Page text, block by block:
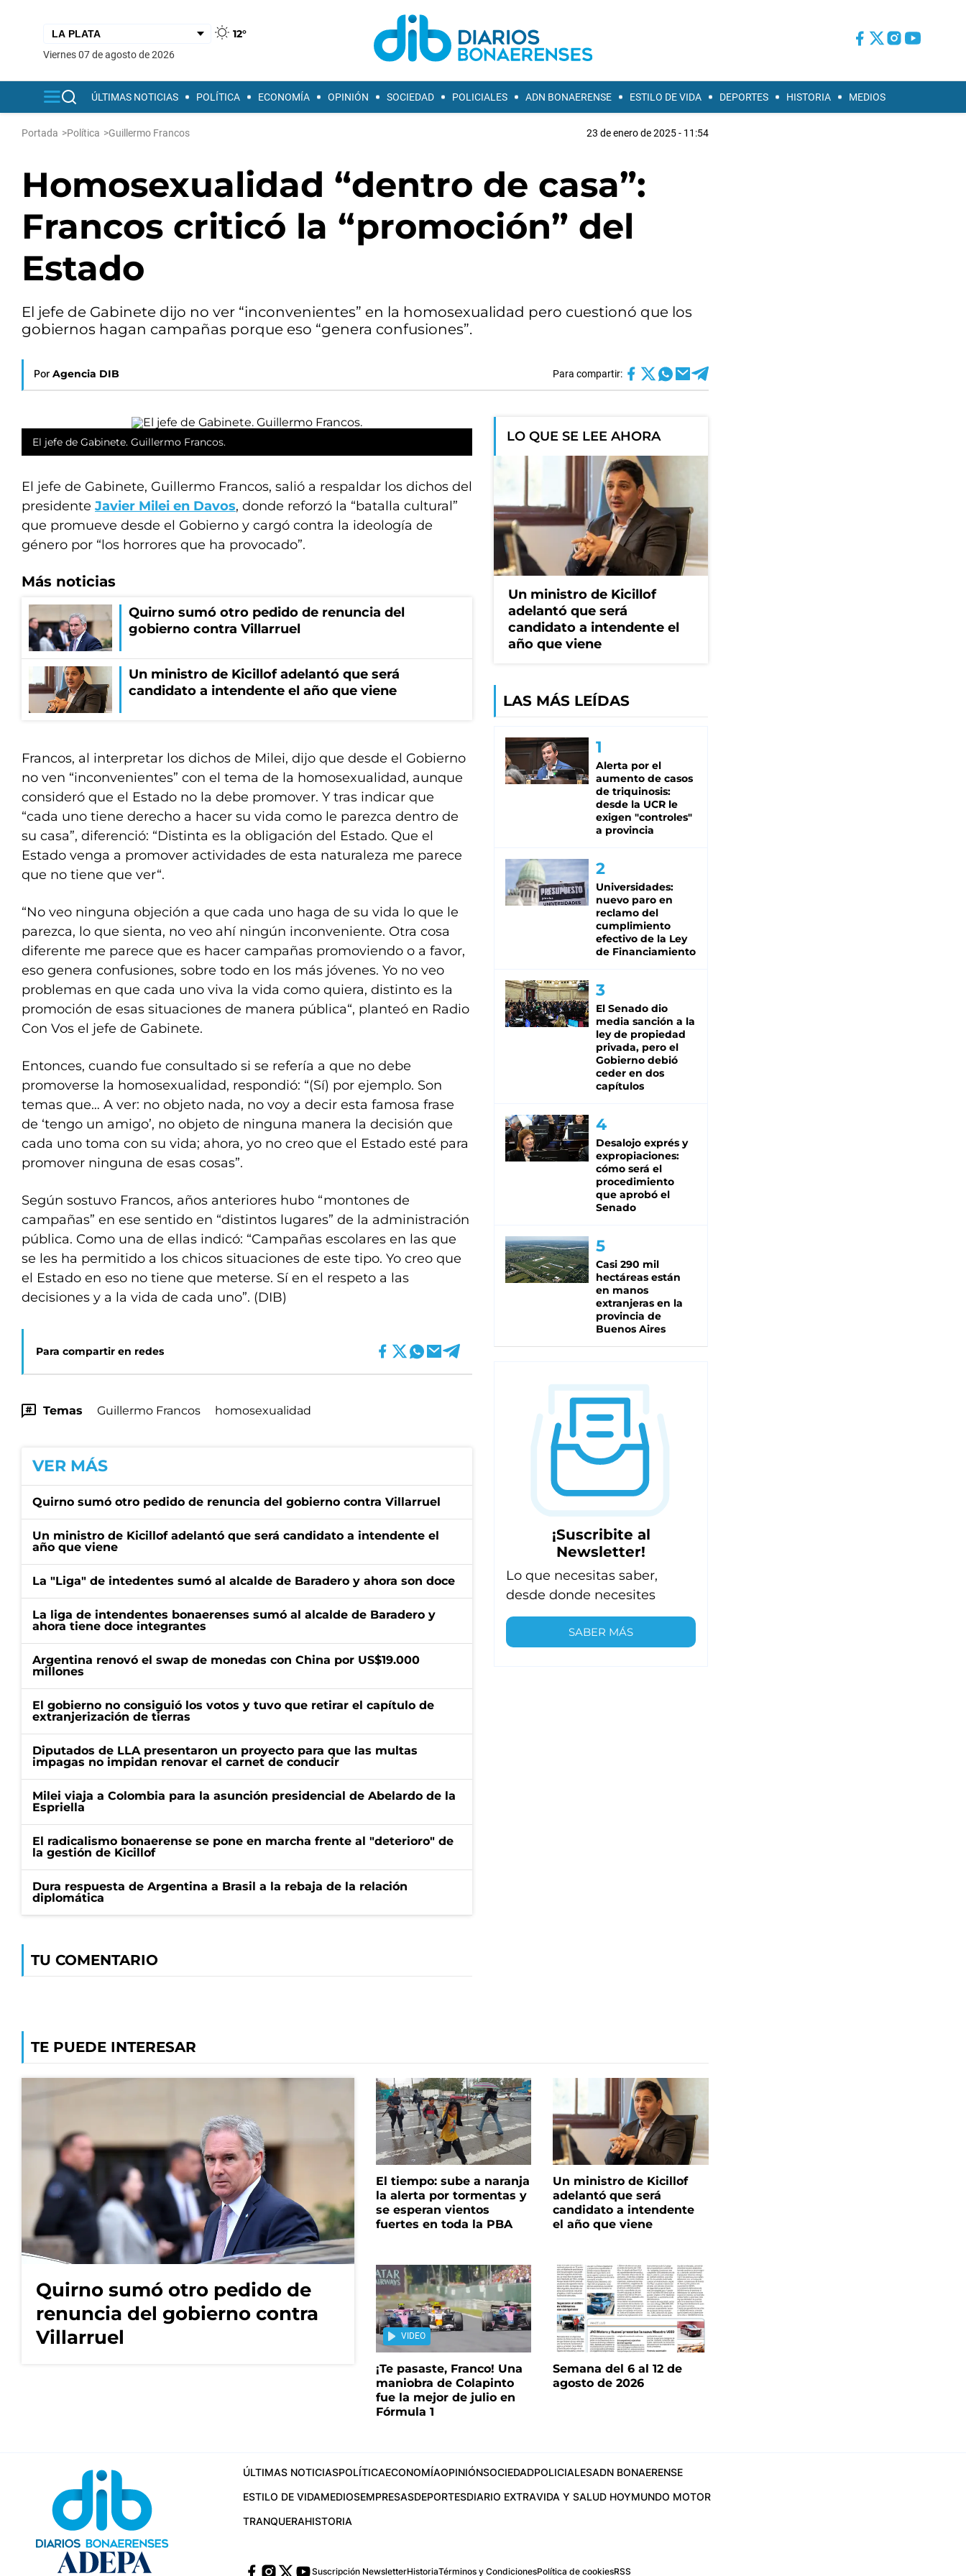
12°
viernes 07 de agosto de 2026
ÚLTIMAS NOTICIAS POLÍTICA ECONOMÍA OPINIÓN SOCIEDAD POLICIALES ADN BONAERENSE ESTILO DE VIDA DEPORTES HISTORIA MEDIOS
Portada >Política >Guillermo Francos 23 de enero de 2025 - 11:54
Homosexualidad “dentro de casa”:
Francos criticó la “promoción” del
Estado
El jefe de Gabinete dijo no ver “inconvenientes” en la homosexualidad pero cuestionó que los
gobiernos hagan campañas porque eso “genera confusiones”.
Por Agencia DIB Para compartir:
El jefe de Gabinete. Guillermo Francos.
El jefe de Gabinete, Guillermo Francos, salió a respaldar los dichos del
presidente Javier Milei en Davos, donde reforzó la “batalla cultural”
que promueve desde el Gobierno y cargó contra la ideología de
género por “los horrores que ha provocado”.
Más noticias
Quirno sumó otro pedido de renuncia del
gobierno contra Villarruel
Un ministro de Kicillof adelantó que será
candidato a intendente el año que viene
Francos, al interpretar los dichos de Milei, dijo que desde el Gobierno
no ven “inconvenientes” con el tema de la homosexualidad, aunque
consideró que el Estado no la debe promover. Y tras indicar que
“cada uno tiene derecho a hacer su vida como le parezca dentro de
su casa”, diferenció: “Distinta es la obligación del Estado. Que el
Estado venga a promover actividades de esta naturaleza me parece
que no tiene que ver“.
“No veo ninguna objeción a que cada uno haga de su vida lo que le
parezca, lo que sienta, no veo ahí ningún inconveniente. Otra cosa
diferente me parece que es hacer campañas promoviendo o a favor,
eso genera confusiones, sobre todo en los más jóvenes. Yo no veo
problemas en que cada uno viva la vida como quiera, distinto es la
promoción de esas situaciones de manera pública“, planteó en Radio
Con Vos el jefe de Gabinete.
Entonces, cuando fue consultado si se refería a que no debe
promoverse la homosexualidad, respondió: “(Sí) por ejemplo. Son
temas que… A ver: no objeto nada, no voy a decir esta famosa frase
de ‘tengo un amigo’, no objeto de ninguna manera la decisión que
cada uno toma con su vida; ahora, yo no creo que el Estado esté para
promover ninguna de esas cosas”.
Según sostuvo Francos, años anteriores hubo “montones de
campañas” en ese sentido en “distintos lugares” de la administración
pública. Como una de ellas indicó: “Campañas escolares en las que
se les ha permitido a los chicos situaciones de este tipo. Yo creo que
el Estado en eso no tiene que meterse. Sí en el respeto a las
decisiones y a la vida de cada uno”. (DIB)
Para compartir en redes
Temas Guillermo Francos homosexualidad
VER MÁS
Quirno sumó otro pedido de renuncia del gobierno contra Villarruel
Un ministro de Kicillof adelantó que será candidato a intendente el
año que viene
La "Liga" de intedentes sumó al alcalde de Baradero y ahora son doce
La liga de intendentes bonaerenses sumó al alcalde de Baradero y
ahora tiene doce integrantes
Argentina renovó el swap de monedas con China por US$19.000
millones
El gobierno no consiguió los votos y tuvo que retirar el capítulo de
extranjerización de tierras
Diputados de LLA presentaron un proyecto para que las multas
impagas no impidan renovar el carnet de conducir
Milei viaja a Colombia para la asunción presidencial de Abelardo de la
Espriella
El radicalismo bonaerense se pone en marcha frente al "deterioro" de
la gestión de Kicillof
Dura respuesta de Argentina a Brasil a la rebaja de la relación
diplomática
TU COMENTARIO
LO QUE SE LEE AHORA
Un ministro de Kicillof
adelantó que será
candidato a intendente el
año que viene
LAS MÁS LEÍDAS
Alerta por el
aumento de casos
de triquinosis:
desde la UCR le
exigen "controles"
a provincia
Universidades:
nuevo paro en
reclamo del
cumplimiento
efectivo de la Ley
de Financiamiento
El Senado dio
media sanción a la
ley de propiedad
privada, pero el
Gobierno debió
ceder en dos
capítulos
Desalojo exprés y
expropiaciones:
cómo será el
procedimiento
que aprobó el
Senado
Casi 290 mil
hectáreas están
en manos
extranjeras en la
provincia de
Buenos Aires
¡Suscribite al
Newsletter!
Lo que necesitas saber,
desde donde necesites
SABER MÁS
TE PUEDE INTERESAR
Quirno sumó otro pedido de
renuncia del gobierno contra
Villarruel
El tiempo: sube a naranja
la alerta por tormentas y
se esperan vientos
fuertes en toda la PBA
Un ministro de Kicillof
adelantó que será
candidato a intendente
el año que viene
VIDEO
¡Te pasaste, Franco! Una
maniobra de Colapinto
fue la mejor de julio en
Fórmula 1
Semana del 6 al 12 de
agosto de 2026
ÚLTIMAS NOTICIASPOLÍTICAECONOMÍAOPINIÓNSOCIEDADPOLICIALESADN BONAERENSE
ESTILO DE VIDAMEDIOSEMPRESASDEPORTESDIARIO EXTRAVIDA Y SALUD HOYMUNDO MOTOR
TRANQUERAHISTORIA
Suscripción NewsletterHistoriaTérminos y CondicionesPolítica de cookiesRSS